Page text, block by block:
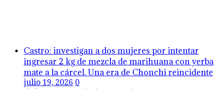
Castro: investigan a dos mujeres por intentar
ingresar 2 kg de mezcla de marihuana con yerba
mate a la cárcel. Una era de Chonchi reincidente
julio 19, 2026 0